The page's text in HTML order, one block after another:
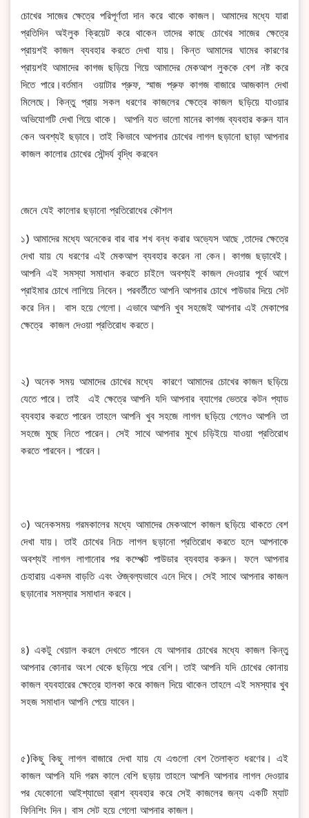
চোখের সাজের ক্ষেত্রে পরিপূর্ণতা দান করে থাকে কাজল। আমাদের মধ্যে যারা
প্রতিদিন অইলুক ক্রিয়েট করে থাকেন তাদের কাছে চোখের সাজের ক্ষেত্রে
প্রায়শই কাজল ব্যবহার করতে দেখা যায়। কিন্ত আমাদের ঘামের কারণের
প্রায়শই আমাদের কাগজ ছড়িয়ে গিয়ে আমাদের মেকআপ লুককে বেশ নষ্ট করে
দিতে পারে।বর্তমান ওয়াটার প্রুফ, স্মাজ প্রুফ কাগজ বাজারে আজকাল দেখা
মিলেছে। কিন্তু প্রায় সকল ধরণের কাজলের ক্ষেত্রে কাজল ছড়িয়ে যাওয়ার
অভিযোগটি দেখা গিয়ে থাকে। আপনি যত ভালো মানের কাগজ ব্যবহার করুন যান
কেন অবশ্যই ছড়াবে। তাই কিভাবে আপনার চোখের লাগল ছড়ানো ছাড়া আপনার
কাজল কালোর চোখের সৌন্দর্য বৃদ্ধি করবেন
জেনে যেই কালোর ছড়ানো প্রতিরোধের কৌশল
১) আমাদের মধ্যে অনেকের বার বার শখ বন্ধ করার অভ্যেস আছে ,তাদের ক্ষেত্রে
দেখা যায় যে ধরণের এই মেকআপ ব্যবহার করেন না কেন। কাগজ ছড়াবেই।
আপনি এই সমস্যা সমাধান করতে চাইলে অবশ্যই কাজল দেওয়ার পূর্বে আগে
প্রাইমার চোখে লাগিয়ে নিবেন। পরবর্তীতে আপনি আপনার চোখে পাউডার দিয়ে সেট
করে নিন। বাস হয়ে গেলো। এভাবে আপনি খুব সহজেই আপনার এই মেকাপের
ক্ষেত্রে কাজল দেওয়া প্রতিরোধ করতে।
২) অনেক সময় আমাদের চোখের মধ্যে কারণে আমাদের চোখের কাজল ছড়িয়ে
যেতে পারে। তাই এই ক্ষেত্রে আপনি যদি আপনার ব্যাগের ভেতরে কটন প্যাড
ব্যবহার করতে পারেন তাহলে আপনি খুব সহজে লাগল ছড়িয়ে গেলেও আপনি তা
সহজে মুছে নিতে পারেন। সেই সাথে আপনার মুখে চড়িইয়ে যাওয়া প্রতিরোধ
করতে পারবেন। পারেন।
৩) অনেকসময় গরমকালের মধ্যে আমাদের মেকআপে কাজল ছড়িয়ে থাকতে বেশ
দেখা যায়। তাই চোখের নিচে লাগল ছড়ানো প্রতিরোধ করতে হলে আপনাকে
অবশ্যই লাগল লাগানোর পর কম্পেক্ট পাউডার ব্যবহার করুন। ফলে আপনার
চেহারায় একদম বাড়তি এবং ঔজ্বল্যভাবে এনে দিবে। সেই সাথে আপনার কাজল
ছড়ানোর সমস্যার সমাধান করবে।
৪) একটু খেয়াল করলে দেখতে পাবেন যে আপনার চোখের মধ্যে কাজল কিন্তু
আপনার কোনার অংশ থেকে ছড়িয়ে পরে বেশি। তাই আপনি যদি চোখের কোনায়
কাজল ব্যবহারের ক্ষেত্রে হালকা করে কাজল দিয়ে থাকেন তাহলে এই সমস্যার খুব
সহজ সমাধান আপনি পেয়ে যাবেন।
৫)কিছু কিছু লাগল বাজারে দেখা যায় যে এগুলো বেশ তৈলাক্ত ধরণের। এই
কাজল আপনি যদি গরম কালে বেশি ছড়ায় তাহলে আপনি আপনার লাগল দেওয়ার
পর যেকোনো আইশ্যাডো ব্রাশ ব্যবহার করে সেই কাজলের জন্য একটি ম্যাট
ফিনিশিং দিন। বাস সেট হয়ে গেলো আপনার কাজল।